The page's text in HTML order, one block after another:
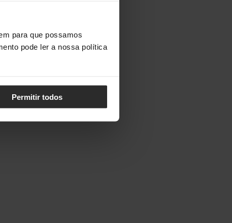
para que possamos
pode ler a nossa política
Permitir todos